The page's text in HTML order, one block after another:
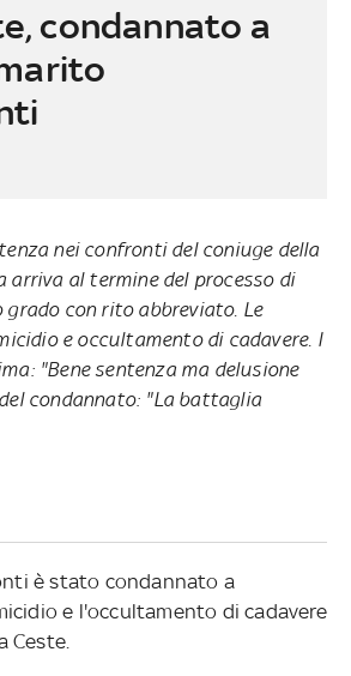
condannato a
nei confronti del coniuge della
arriva al termine del processo di
grado con rito abbreviato. Le
e occultamento di cadavere. I
"Bene sentenza ma delusione
condannato: "La battaglia
è stato condannato a
e l'occultamento di cadavere
Ceste.